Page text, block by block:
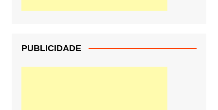
PUBLICIDADE